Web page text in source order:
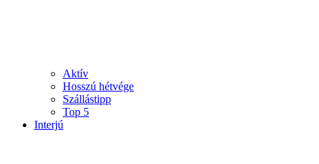
Aktív
Hosszú hétvége
Szállástipp
Top 5
Interjú